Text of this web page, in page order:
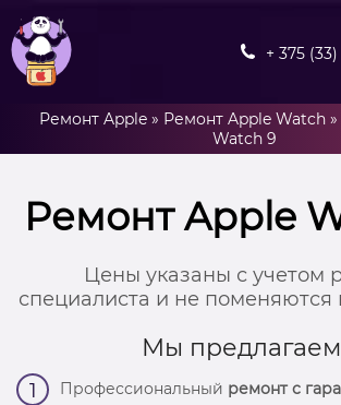
+ 375
Ремонт Apple» Ремонт Apple Watch»
Watch 9
Ремонт Apple
Цены указаны с учетом
специалиста и не поменяются
Мы
1 Профессиональный ремонт с